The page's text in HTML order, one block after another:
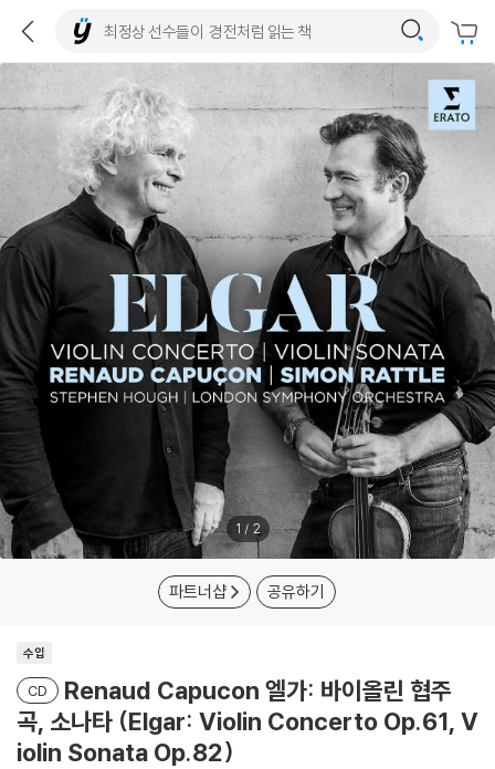
1 / 2
파트너샵 공유하기
수입
CD
Renaud Capucon 엘가: 바이올린 협주
곡, 소나타 (Elgar: Violin Concerto Op.61, V
iolin Sonata Op.82)